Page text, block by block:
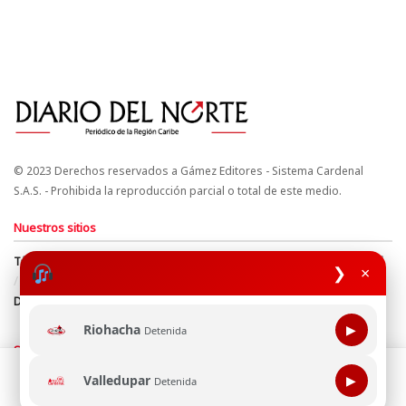
❯ ×
Riohacha Detenida ▶
Valledupar Detenida ▶
© 2023 Derechos reservados a Gámez Editores - Sistema Cardenal
S.A.S. - Prohibida la reproducción parcial o total de este medio.
Nuestros sitios
Términos y Condiciones
Derechos de Autor y Propiedad Intelectual
Política de uso de cookies
Política de Tratamiento de Datos
Directrices Editoriales
Síguenos
Esta página web usa cookie para mejorar tu experiencia de
navegación, al continuar aceptas nuestra política de uso de